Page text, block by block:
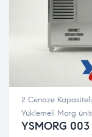
2 Cenaze
Yüklemeli Morg
YSMORG